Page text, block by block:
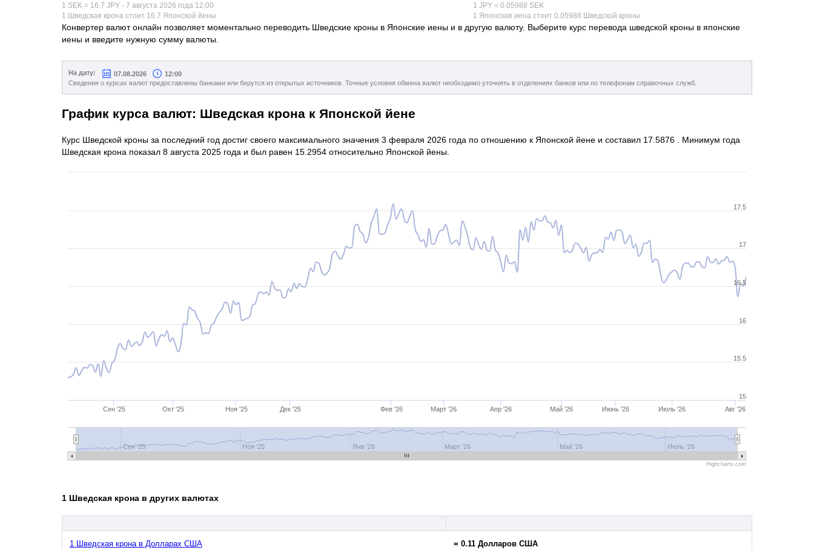
1 SEK = 16.7 JPY - 7 августа 2026 года 12:00
1 Шведская крона стоит 16.7 Японской йены
1 JPY = 0.05988 SEK
1 Японская иена стоит 0.05988 Шведской кроны
Конвертер валют онлайн позволяет моментально переводить Шведские кроны в Японские иены и в другую валюту. Выберите курс перевода шведской кроны в японские
иены и введите нужную сумму валюты.
На дату: 07.08.2026
12:00
Сведения о курсах валют предоставлены банками или берутся из открытых источников. Точные условия обмена валют необходимо уточнять в отделениях банков или по телефонам справочных служб.
График курса валют: Шведская крона к Японской йене
Курс Шведской кроны за последний год достиг своего максимального значения 3 февраля 2026 года по отношению к Японской йене и составил 17.5876 . Минимум года
Шведская крона показал 8 августа 2025 года и был равен 15.2954 относительно Японской йены.
Сен '25 Окт '25 Ноя '25 Дек '25 Фев '26 Март '26 Апр '26 Май '26 Июнь '26 Июль '26 Авг '26
Сен '25 Ноя '25 Янв '26 Март '26 Май '26 Июль '26
15
15.5
16
16.5
17
17.5
Highcharts.com
1 Шведская крона в других валютах
1 Шведская крона в Долларах США = 0.11 Долларов США